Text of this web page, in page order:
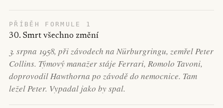
PŘÍBĚH FORMULE 1
30. Smrt všechno změní
3. srpna 1958, při závodech na Nürburgringu, zemřel Peter
Collins. Týmový manažer stáje Ferrari, Romolo Tavoni,
doprovodil Hawthorna po závodě do nemocnice. Tam
ležel Peter. Vypadal jako by spal.